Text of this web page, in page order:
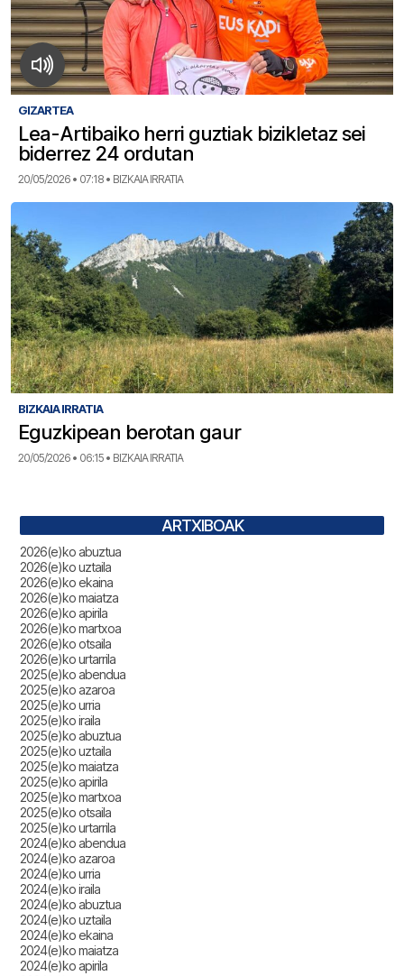
GIZARTEA
Lea-Artibaiko herri guztiak bizikletaz sei
biderrez 24 ordutan
20/05/2026 • 07:18 • BIZKAIA IRRATIA
BIZKAIA IRRATIA
Eguzkipean berotan gaur
20/05/2026 • 06:15 • BIZKAIA IRRATIA
ARTXIBOAK
2026(e)ko abuztua
2026(e)ko uztaila
2026(e)ko ekaina
2026(e)ko maiatza
2026(e)ko apirila
2026(e)ko martxoa
2026(e)ko otsaila
2026(e)ko urtarrila
2025(e)ko abendua
2025(e)ko azaroa
2025(e)ko urria
2025(e)ko iraila
2025(e)ko abuztua
2025(e)ko uztaila
2025(e)ko maiatza
2025(e)ko apirila
2025(e)ko martxoa
2025(e)ko otsaila
2025(e)ko urtarrila
2024(e)ko abendua
2024(e)ko azaroa
2024(e)ko urria
2024(e)ko iraila
2024(e)ko abuztua
2024(e)ko uztaila
2024(e)ko ekaina
2024(e)ko maiatza
2024(e)ko apirila